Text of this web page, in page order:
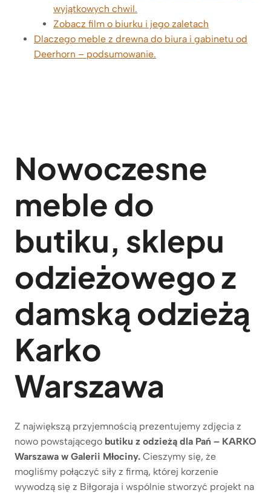
wyjątkowych chwil.
Zobacz film o biurku i jego zaletach
Dlaczego meble z drewna do biura i gabinetu od
Deerhorn – podsumowanie.
Nowoczesne
meble do
butiku, sklepu
odzieżowego z
damską odzieżą
Karko
Warszawa
Z największą przyjemnością prezentujemy zdjęcia z
nowo powstającego butiku z odzieżą dla Pań – KARKO
Warszawa w Galerii Młociny. Cieszymy się, że
mogliśmy połączyć siły z firmą, której korzenie
wywodzą się z Biłgoraja i wspólnie stworzyć projekt na